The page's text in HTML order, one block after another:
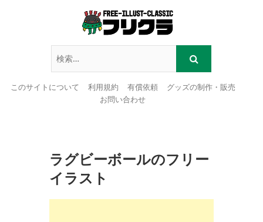
このサイトについて 利用規約 有償依頼
グッズの制作・販売
お問い合わせ
ラグビーボールのフリー
イラスト